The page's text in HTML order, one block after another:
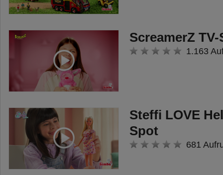
ScreamerZ
1.163
Steffi LOVE
Spot
681